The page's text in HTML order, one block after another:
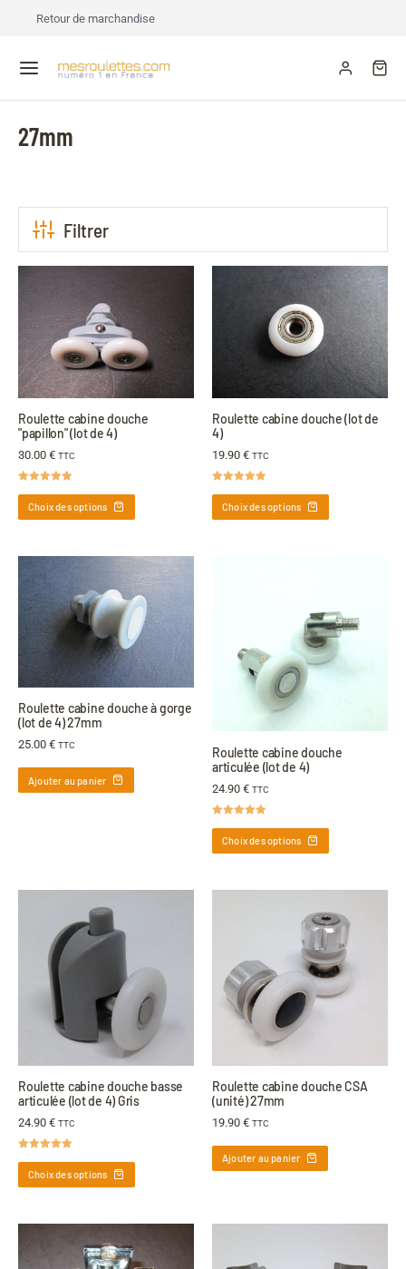
Retour de marchandise
27mm
Filtrer
Roulette cabine douche
"papillon" (lot de 4)
30.00 € TTC
Choix des options
Roulette cabine douche (lot de
4)
19.90 € TTC
Choix des options
Roulette cabine douche à gorge
(lot de 4) 27mm
25.00 € TTC
Ajouter au panier
Roulette cabine douche
articulée (lot de 4)
24.90 € TTC
Choix des options
Roulette cabine douche basse
articulée (lot de 4) Gris
24.90 € TTC
Choix des options
Roulette cabine douche CSA
(unité) 27mm
19.90 € TTC
Ajouter au panier